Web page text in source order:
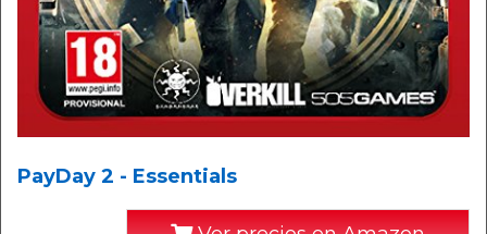
PayDay 2 - Essentials